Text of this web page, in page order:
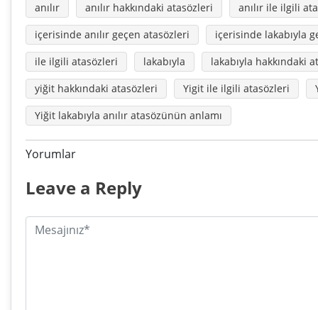
anılır anılır hakkındaki atasözleri
anılır ile ilgili
içerisinde anılır geçen atasözleri
içerisinde lakabıyla
ile ilgili atasözleri
lakabıyla
lakabıyla hakkındaki
yiğit hakkındaki atasözleri
Yigit ile ilgili atasözleri
Yiğit lakabıyla anılır atasözünün anlamı
Yorumlar
Leave a Reply